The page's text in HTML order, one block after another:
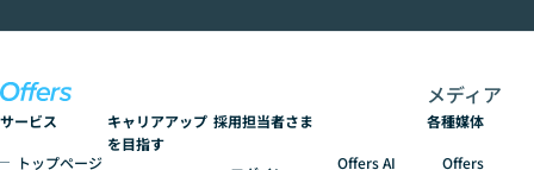
いう方にこそ参加いただきたいイベントで
サービス
トップページ
キャリアアップ
を目指す
採用担当者さま
Offers AI
メディア
各種媒体
Offers